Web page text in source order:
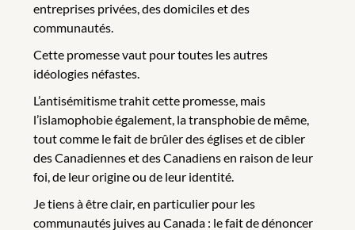
entreprises privées, des domiciles et des
communautés.
Cette promesse vaut pour toutes les autres
idéologies néfastes.
L’antisémitisme trahit cette promesse, mais
l’islamophobie également, la transphobie de même,
tout comme le fait de brûler des églises et de cibler
des Canadiennes et des Canadiens en raison de leur
foi, de leur origine ou de leur identité.
Je tiens à être clair, en particulier pour les
communautés juives au Canada : le fait de dénoncer